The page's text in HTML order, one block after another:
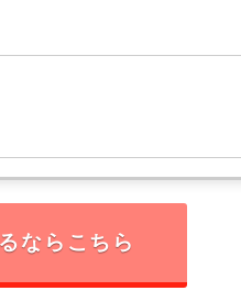
ならこちら